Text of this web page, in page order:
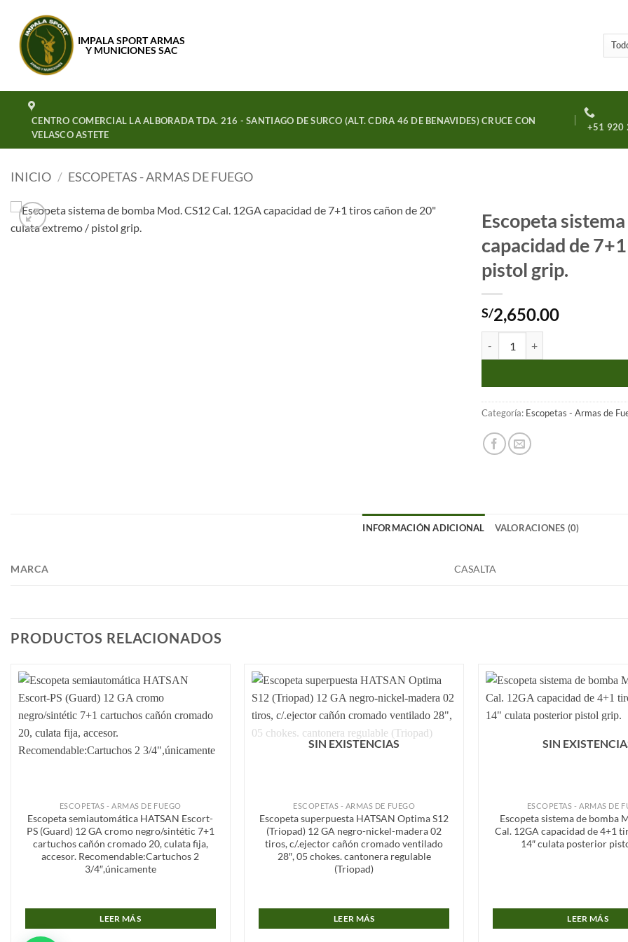
contenido
IMPALA SPORT ARMAS
Y MUNICIONES SAC
CENTRO COMERCIAL LA ALBORADA TDA. 216 - SANTIAGO DE SURCO (ALT. CDRA 46 DE BENAVIDES) CRUCE CON
VELASCO ASTETE
+51 920
INICIO / ESCOPETAS - ARMAS DE FUEGO
Escopeta
capacidad de
pistol grip.
S/2,650.00
Categoría: Escopetas - Armas de
INFORMACIÓN ADICIONAL VALORACIONES (0)
MARCA CASALTA
PRODUCTOS RELACIONADOS
Añadir
a la
ESCOPETAS - ARMAS DE FUEGO
Escopeta semiautomática HATSAN Escort-
PS (Guard) 12 GA cromo negro/sintétic 7+1
cartuchos cañón cromado 20, culata fija,
accesor. Recomendable:Cartuchos 2
3/4″,únicamente
LEER MÁS
Añadir
a la
lista de
deseos
SIN EXISTENCIAS
ESCOPETAS - ARMAS DE FUEGO
Escopeta superpuesta HATSAN Optima S12
(Triopad) 12 GA negro-nickel-madera 02
tiros, c/.ejector cañón cromado ventilado
28″, 05 chokes. cantonera regulable
(Triopad)
LEER MÁS
SIN
ESCOPETAS - ARMAS DE
Escopeta sistema de bomba
Cal. 12GA capacidad de 4+1
14″ culata posterior
LEER MÁS